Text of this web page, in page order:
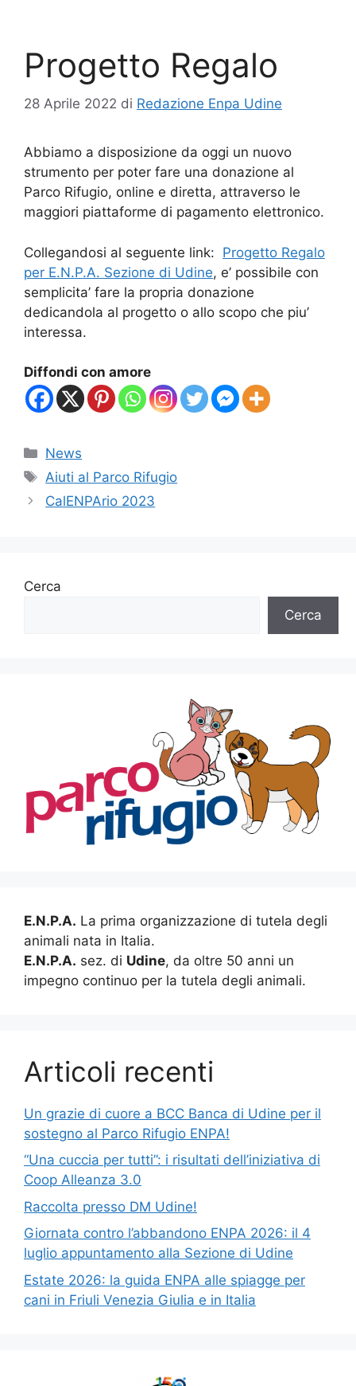
Progetto Regalo
28 Aprile 2022 di Redazione Enpa Udine
Abbiamo a disposizione da oggi un nuovo
strumento per poter fare una donazione al
Parco Rifugio, online e diretta, attraverso le
maggiori piattaforme di pagamento elettronico.
Collegandosi al seguente link: Progetto Regalo
per E.N.P.A. Sezione di Udine, e’ possibile con
semplicita’ fare la propria donazione
dedicandola al progetto o allo scopo che piu’
interessa.
Diffondi con amore
Categorie
News
Tag
Aiuti al Parco Rifugio
CalENPArio 2023
Cerca
Cerca
E.N.P.A. La prima organizzazione di tutela degli
animali nata in Italia.
E.N.P.A. sez. di Udine, da oltre 50 anni un
impegno continuo per la tutela degli animali.
Articoli recenti
Un grazie di cuore a BCC Banca di Udine per il
sostegno al Parco Rifugio ENPA!
“Una cuccia per tutti”: i risultati dell’iniziativa di
Coop Alleanza 3.0
Raccolta presso DM Udine!
Giornata contro l’abbandono ENPA 2026: il 4
luglio appuntamento alla Sezione di Udine
Estate 2026: la guida ENPA alle spiagge per
cani in Friuli Venezia Giulia e in Italia